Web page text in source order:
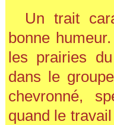
Un trait
bonne
les prairies
dans le
chevronné,
quand le